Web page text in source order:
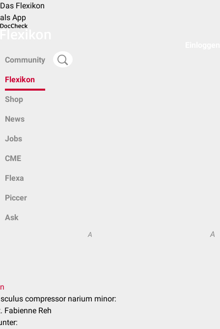
Das Flexikon
als App
Community
Flexikon
Shop
News
Jobs
CME
Flexa
Piccer
Ask
A A
compressor narium minor:
Fabienne Reh